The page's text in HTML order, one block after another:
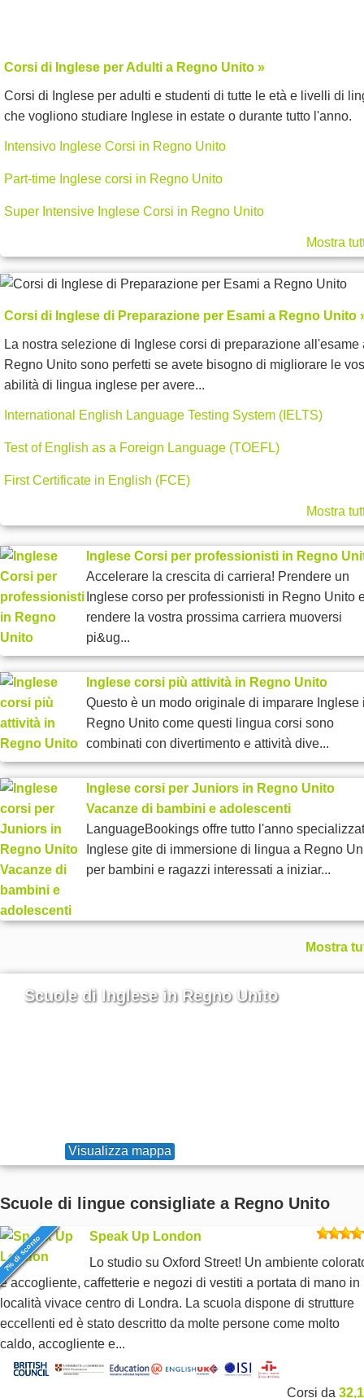
Corsi di Inglese per Adulti a Regno Unito »
Corsi di Inglese per adulti e studenti di tutte le età e livelli di
che vogliono studiare Inglese in estate o durante tutto l'anno.
Intensivo Inglese Corsi in Regno Unito
Part-time Inglese corsi in Regno Unito
Super Intensive Inglese Corsi in Regno Unito
Mostra
Corsi di Inglese di Preparazione per Esami a Regno Unito
La nostra selezione di Inglese corsi di preparazione all'esame
Regno Unito sono perfetti se avete bisogno di migliorare le
abilità di lingua inglese per avere...
International English Language Testing System (IELTS)
Test of English as a Foreign Language (TOEFL)
First Certificate in English (FCE)
Mostra
Inglese Corsi per professionisti in Regno
Accelerare la crescita di carriera! Prendere un
Inglese corso per professionisti in Regno Unito
rendere la vostra prossima carriera muoversi
pi&ug...
Inglese corsi più attività in Regno Unito
Questo è un modo originale di imparare Inglese
Regno Unito come questi lingua corsi sono
combinati con divertimento e attività dive...
Inglese corsi per Juniors in Regno Unito
Vacanze di bambini e adolescenti
LanguageBookings offre tutto l'anno
Inglese gite di immersione di lingua a Regno
per bambini e ragazzi interessati a iniziar...
Mostra
Scuole di Inglese in Regno Unito
Visualizza mappa
Scuole di lingue consigliate a Regno Unito
7% di sconto
Speak Up London
Lo studio su Oxford Street! Un ambiente
e accogliente, caffetterie e negozi di vestiti a portata di mano in
località vivace centro di Londra. La scuola dispone di strutture
eccellenti ed è stato descritto da molte persone come molto
caldo, accogliente e...
Corsi da